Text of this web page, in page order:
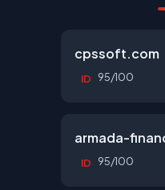
cpssoft.com
ID 95/100
armada-
ID 95/100